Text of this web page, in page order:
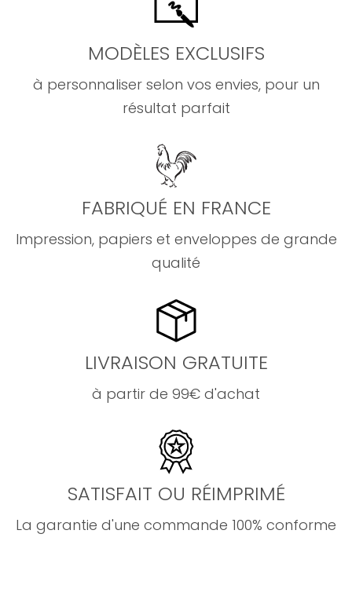
MODÈLES EXCLUSIFS
à personnaliser selon vos envies, pour un
résultat parfait
FABRIQUÉ EN FRANCE
Impression, papiers et enveloppes de grande
qualité
LIVRAISON GRATUITE
à partir de 99€ d'achat
SATISFAIT OU RÉIMPRIMÉ
La garantie d'une commande 100% conforme